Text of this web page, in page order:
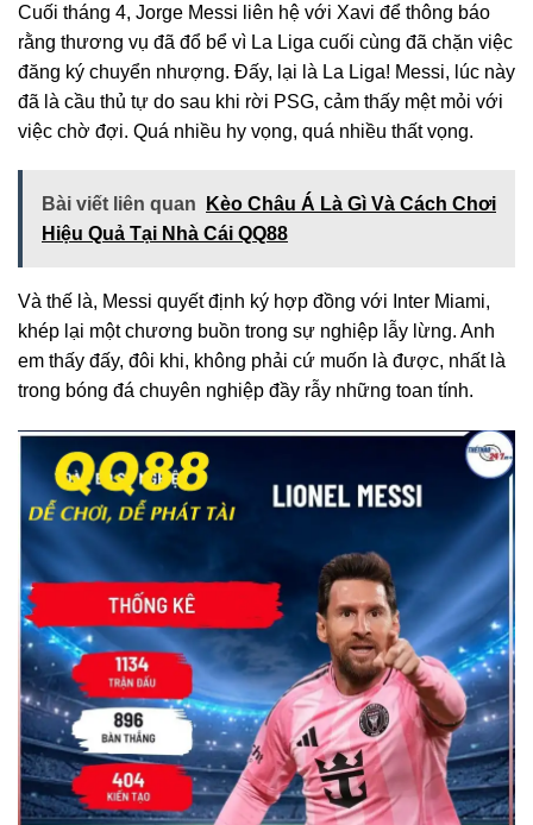
Cuối tháng 4, Jorge Messi liên hệ với Xavi để thông báo
rằng thương vụ đã đổ bể vì La Liga cuối cùng đã chặn việc
đăng ký chuyển nhượng. Đấy, lại là La Liga! Messi, lúc này
đã là cầu thủ tự do sau khi rời PSG, cảm thấy mệt mỏi với
việc chờ đợi. Quá nhiều hy vọng, quá nhiều thất vọng.
Bài viết liên quan
Kèo Châu Á Là Gì Và Cách Chơi
Hiệu Quả Tại Nhà Cái QQ88
Và thế là, Messi quyết định ký hợp đồng với Inter Miami,
khép lại một chương buồn trong sự nghiệp lẫy lừng. Anh
em thấy đấy, đôi khi, không phải cứ muốn là được, nhất là
trong bóng đá chuyên nghiệp đầy rẫy những toan tính.